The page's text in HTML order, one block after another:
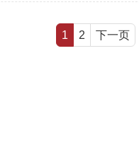
1 2 下一页